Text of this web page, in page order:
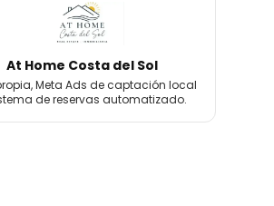
At Home Costa del Sol
Meta Ads de captación local
de reservas automatizado.